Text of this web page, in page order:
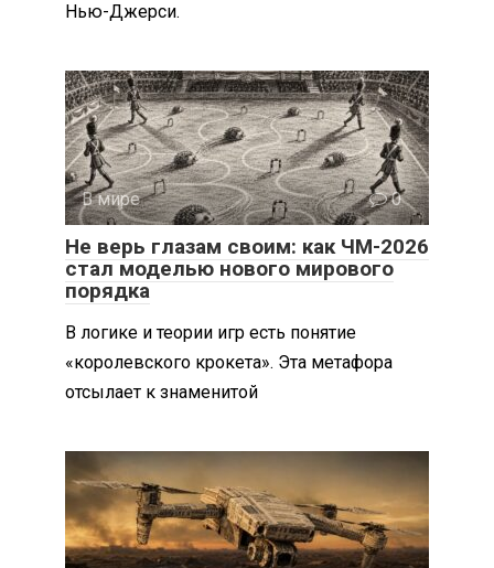
Нью-Джерси.
В мире 0
Не верь глазам своим: как ЧМ-2026
стал моделью нового мирового
порядка
В логике и теории игр есть понятие
«королевского крокета». Эта метафора
отсылает к знаменитой